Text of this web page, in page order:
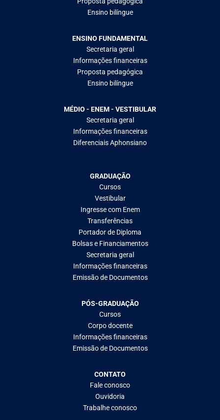
Ensino bilíngue
ENSINO FUNDAMENTAL
Secretaria geral
Informações financeiras
Proposta pedagógica
Ensino bilíngue
MÉDIO - ENEM - VESTIBULAR
Secretaria geral
Informações financeiras
Diferenciais Aphonsiano
GRADUAÇÃO
Cursos
Vestibular
Ingresse com Enem
Transferências
Portador de Diploma
Bolsas e Financiamentos
Secretaria geral
Informações financeiras
Emissão de Documentos
PÓS-GRADUAÇÃO
Cursos
Corpo docente
Informações financeiras
Emissão de Documentos
CONTATO
Fale conosco
Ouvidoria
Trabalhe conosco